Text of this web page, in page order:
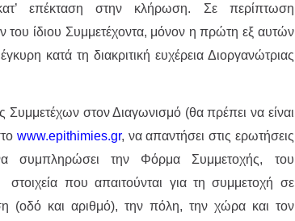
επέκταση στην κλήρωση. Σε περίπτωση
ίδιου Συμμετέχοντα, μόνον η πρώτη εξ αυτών
κατά τη διακριτική ευχέρεια Διοργανώτριας
Συμμετέχων στον Διαγωνισμό (θα πρέπει να είναι
www.epithimies.gr, να απαντήσει στις ερωτήσεις
συμπληρώσει την Φόρμα Συμμετοχής, του
που απαιτούνται για τη συμμετοχή σε
(οδό και αριθμό), την πόλη, την χώρα και τον